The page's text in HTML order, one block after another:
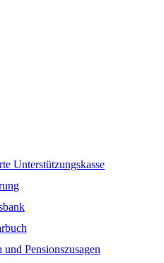
Unterstützungskasse
Pensionszusagen